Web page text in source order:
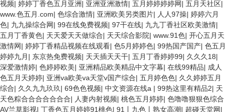
视频| 婷婷丁香色五月亚洲| 亚洲亚洲激情| 五月婷婷婷婷网| 五月天社区|
www.色五月.com| 色综合激情| 亚洲欧美另类图片| 人人97操| 婷婷六月
色| 九九操综合网| 99在线免费视频| 97干在线| 九九丁香社区欧美激情|
五月丁香黄色| 天天爱天天做综合| 天天综合影院| www.91色| 开心五月天
激情网| 婷婷丁香精品视频在线观看| 色5月婷婷色| 99热国产国产| 色五月
婷婷九月 | 东京热免费视频| 天天插天天干| 五月丁香婷婷99| 久久久18|
深爱激情婷| 色婷婷欧美| 亚洲精品欧美精品中文字幕| 在线99精品| 成人
色五月天婷婷| 亚洲va欧美va天堂v国产综合| 五月婷色色| 久久婷婷五月
综合| 久久九九玖玖| 69色色视频| 中文资源在线a | 99热这里有精品2| 天
天色粽合合合合合合合| 人妻内射视频| 桃色五月婷婷| 色噜噜狠狠色综合
AV兰草影视| 丁香色五月婷婷91桃色| 91丨九色丨熟女高潮| 超碰天堂网|